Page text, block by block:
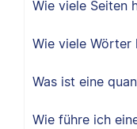
Wie viele Seiten
Wie viele Wörter
Was ist eine
Wie führe ich